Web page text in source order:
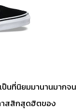
นที่นิยมมานานมากจน
าสสิกสุดฮิตของ